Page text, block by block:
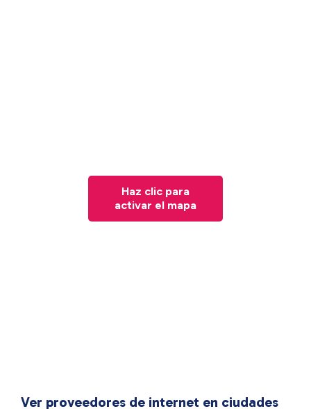
Haz clic para
activar el mapa
Ver proveedores de internet en ciudades